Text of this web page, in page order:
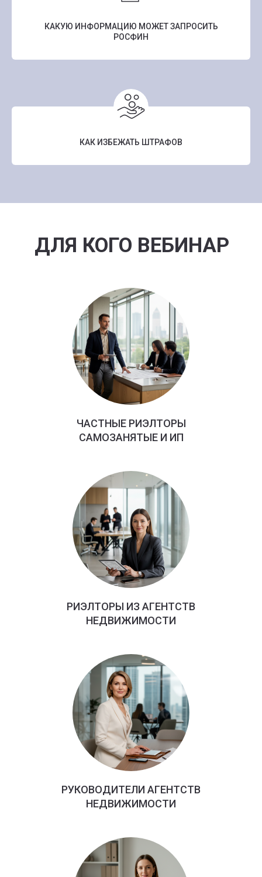
КАКУЮ ИНФОРМАЦИЮ МОЖЕТ ЗАПРОСИТЬ
РОСФИН
КАК ИЗБЕЖАТЬ ШТРАФОВ
ДЛЯ КОГО ВЕБИНАР
ЧАСТНЫЕ РИЭЛТОРЫ
САМОЗАНЯТЫЕ И ИП
РИЭЛТОРЫ ИЗ АГЕНТСТВ
НЕДВИЖИМОСТИ
РУКОВОДИТЕЛИ АГЕНТСТВ
НЕДВИЖИМОСТИ